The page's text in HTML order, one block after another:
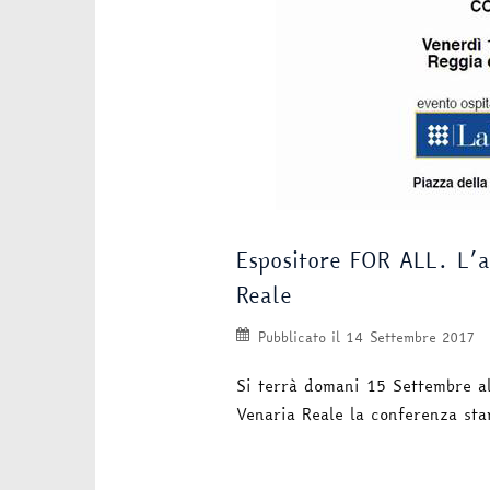
Espositore FOR ALL.
Reale
Pubblicato il 14 Settembre 2017
Si terrà domani 15 Settembre
Venaria Reale la conferenza